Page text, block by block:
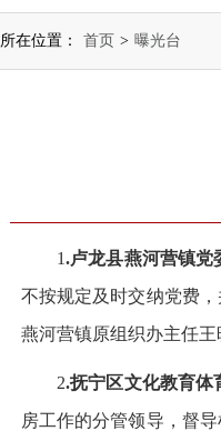
所在位置： 首页 > 曝光台
1.卢龙县燕河营镇
不按规定及时交纳党费
燕河营镇原组织办主任
2.抚宁区文化教育体
房工作的分管领导，督